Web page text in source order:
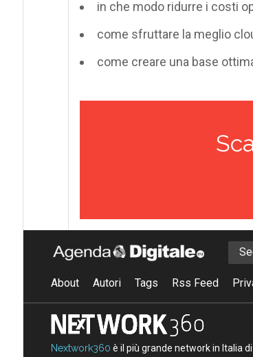
in che modo ridurre i costi
come sfruttare la meglio
come creare una base
About Autori Tags Rss Feed
Nextwork360 è il più grande network in Italia